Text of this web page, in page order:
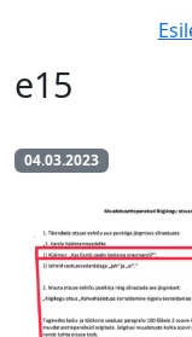
e15
04.03.2023